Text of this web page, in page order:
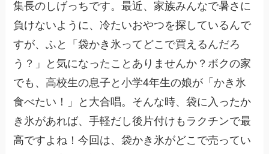
集長のしげっちです。最近、家族みんなで暑さに
負けないように、冷たいおやつを探しているんで
すが、ふと「袋かき氷ってどこで買えるんだろ
う？」と気になったことありませんか？ボクの家
でも、高校生の息子と小学4年生の娘が「かき氷
食べたい！」と大合唱。そんな時、袋に入ったか
き氷があれば、手軽だし後片付けもラクチンで最
高ですよね！今回は、袋かき氷がどこで売ってい